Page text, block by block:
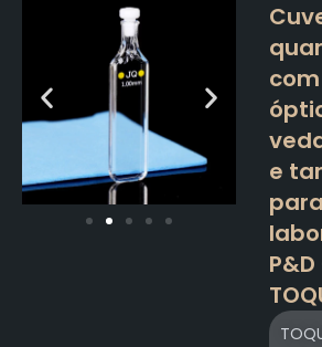
e
para